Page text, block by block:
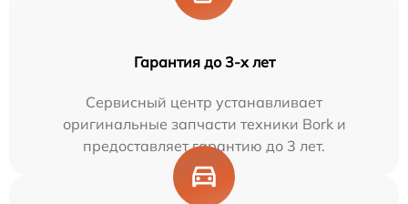
Гарантия до 3-х лет
Сервисный центр устанавливает
оригинальные запчасти техники Bork и
предоставляет гарантию до 3 лет.